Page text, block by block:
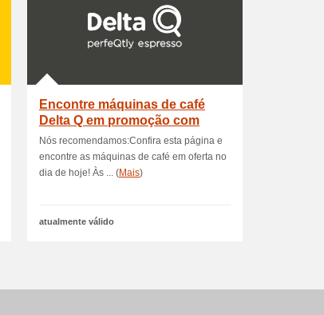
Encontre máquinas de café
Delta Q em promoção com
descontos
Nós recomendamos:Confira esta página e
encontre as máquinas de café em oferta no
dia de hoje! Às ... (Mais)
atualmente válido